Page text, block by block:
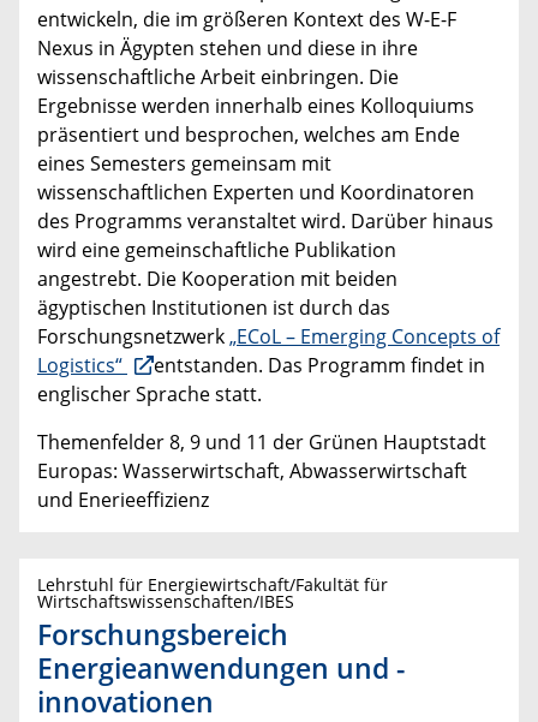
entwickeln, die im größeren Kontext des W-E-F
Nexus in Ägypten stehen und diese in ihre
wissenschaftliche Arbeit einbringen. Die
Ergebnisse werden innerhalb eines Kolloquiums
präsentiert und besprochen, welches am Ende
eines Semesters gemeinsam mit
wissenschaftlichen Experten und Koordinatoren
des Programms veranstaltet wird. Darüber hinaus
wird eine gemeinschaftliche Publikation
angestrebt. Die Kooperation mit beiden
ägyptischen Institutionen ist durch das
Forschungsnetzwerk„ECoL – Emerging Concepts of
Logistics“
entstanden. Das Programm findet in
englischer Sprache statt.
Themenfelder 8, 9 und 11 der Grünen Hauptstadt
Europas: Wasserwirtschaft, Abwasserwirtschaft
und Enerieeffizienz
Lehrstuhl für Energiewirtschaft/Fakultät für
Wirtschaftswissenschaften/IBES
Forschungsbereich
Energieanwendungen und -
innovationen